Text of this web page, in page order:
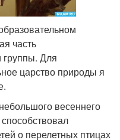
часть
группы. Для
царство природы я
весеннего
о перелетных птицах